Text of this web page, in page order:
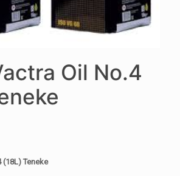
Oil No.4
Teneke